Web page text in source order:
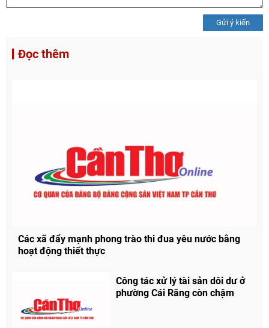
Gửi ý kiến
Đọc thêm
Các xã đẩy mạnh phong trào thi đua yêu nước bằng
hoạt động thiết thực
Công tác xử lý tài sản dôi dư ở
phường Cái Răng còn chậm